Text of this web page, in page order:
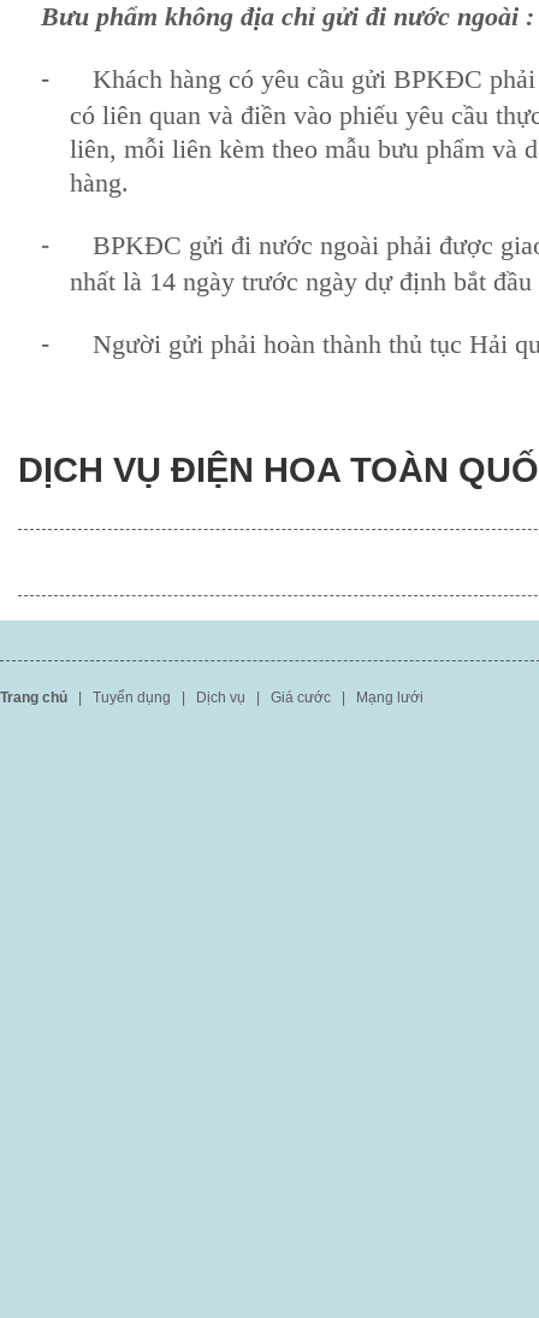
Bưu phẩm không địa chỉ gửi đi nước ngoài :
-
Khách hàng có yêu cầu gửi BPKĐC
có liên quan và điền vào phiếu yêu cầu
liên, mỗi liên kèm theo mẫu bưu phẩm và
hàng.
-
BPKĐC gửi đi nước ngoài phải được
nhất là 14 ngày trước ngày dự định bắt đầu
- Người gửi phải hoàn thành thủ tục Hải
DỊCH VỤ ĐIỆN HOA TOÀN
Trang chủ Tuyển dụng Dịch vụ Giá cước Mạng lưới